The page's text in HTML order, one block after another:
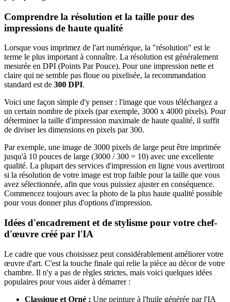
Comprendre la résolution et la taille pour des
impressions de haute qualité
Lorsque vous imprimez de l'art numérique, la "résolution" est le
terme le plus important à connaître. La résolution est généralement
mesurée en DPI (Points Par Pouce). Pour une impression nette et
claire qui ne semble pas floue ou pixelisée, la recommandation
standard est de 300 DPI.
Voici une façon simple d'y penser : l'image que vous téléchargez a
un certain nombre de pixels (par exemple, 3000 x 4000 pixels). Pour
déterminer la taille d'impression maximale de haute qualité, il suffit
de diviser les dimensions en pixels par 300.
Par exemple, une image de 3000 pixels de large peut être imprimée
jusqu'à 10 pouces de large (3000 / 300 = 10) avec une excellente
qualité. La plupart des services d'impression en ligne vous avertiront
si la résolution de votre image est trop faible pour la taille que vous
avez sélectionnée, afin que vous puissiez ajuster en conséquence.
Commencez toujours avec la photo de la plus haute qualité possible
pour vous donner plus d'options d'impression.
Idées d'encadrement et de stylisme pour votre chef-
d'œuvre créé par l'IA
Le cadre que vous choisissez peut considérablement améliorer votre
œuvre d'art. C'est la touche finale qui relie la pièce au décor de votre
chambre. Il n'y a pas de règles strictes, mais voici quelques idées
populaires pour vous aider à démarrer :
Classique et Orné : Une peinture à l'huile générée par l'IA